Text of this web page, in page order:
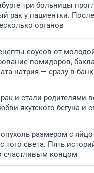
три больницы
рак у пациентки.
органов
соусов от
помидоров,
натрия — сразу в
и стали родителями
якутского бегуна и
размером с
того света. Пять
счастливым концом